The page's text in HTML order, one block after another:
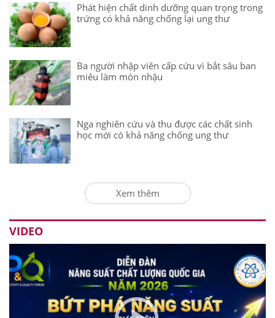
Phát hiện chất dinh dưỡng quan trọng trong
trứng có khả năng chống lại ung thư
Ba người nhập viên cấp cứu vì bắt sâu ban
miêu làm món nhậu
Nga nghiên cứu và thu được các chất sinh
học mới có khả năng chống ung thư
Xem thêm
VIDEO